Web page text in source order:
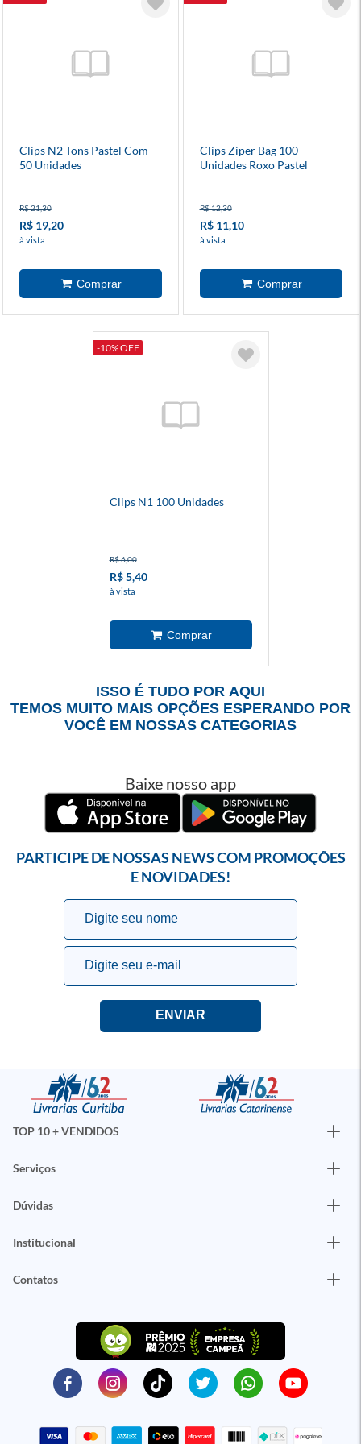
Clips N2 Tons Pastel Com
50 Unidades
R$ 21,30
R$ 19,20
à vista
Clips Ziper Bag 100
Unidades Roxo Pastel
R$ 12,30
R$ 11,10
à vista
-10% OFF
Clips N1 100 Unidades
R$ 6,00
R$ 5,40
à vista
ISSO É TUDO POR AQUI
TEMOS MUITO MAIS OPÇÕES ESPERANDO POR
VOCÊ EM NOSSAS CATEGORIAS
Baixe nosso app
PARTICIPE DE NOSSAS NEWS COM PROMOÇÕES
E NOVIDADES!
TOP 10 + VENDIDOS
Serviços
Dúvidas
Institucional
Contatos